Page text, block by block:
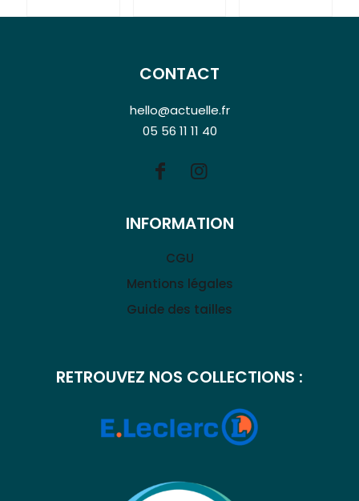
CONTACT
hello@actuelle.fr
05 56 11 11 40
INFORMATION
CGU
Mentions légales
Guide des tailles
RETROUVEZ NOS COLLECTIONS :